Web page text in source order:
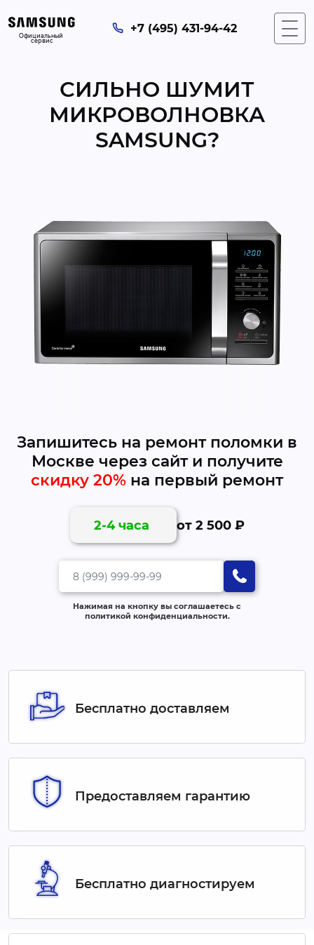
Официальный
сервис
+7 (495) 431-94-42
СИЛЬНО ШУМИТ
МИКРОВОЛНОВКА
SAMSUNG?
Запишитесь на ремонт поломки в
Москве через сайт и получите
скидку 20% на первый ремонт
2-4 часа от 2 500 ₽
Нажимая на кнопку вы соглашаетесь с
политикой конфиденциальности.
Бесплатно доставляем
Предоставляем гарантию
Бесплатно диагностируем